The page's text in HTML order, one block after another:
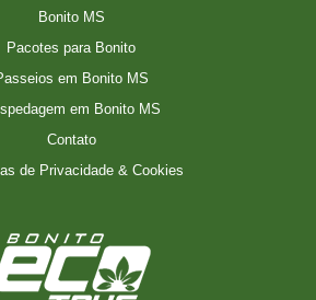
Bonito MS
Pacotes para Bonito
em Bonito MS
em Bonito MS
Contato
de Privacidade & Cookies